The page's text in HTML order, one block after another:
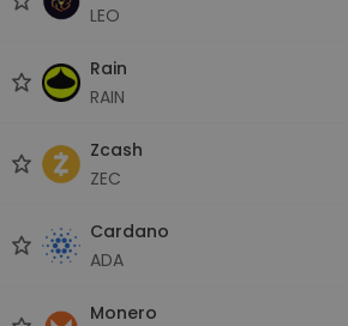
LEO
Rain
RAIN
Zcash
ZEC
Cardano
ADA
Monero